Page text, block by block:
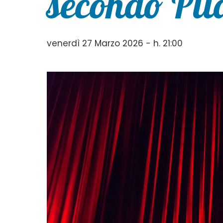
venerdì 27 Marzo 2026 - h. 21:00